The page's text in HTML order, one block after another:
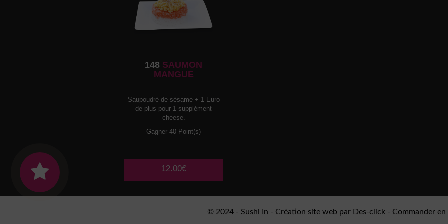
148 SAUMON
MANGUE
Saupoudré de sésame + 1 Euro
de plus pour 1 supplément
cheese.
Gagner 40 Point(s)
12.00€
© 2024 - Sushi In - Création site web par Des-click - Commander en